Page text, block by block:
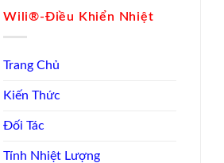
Wili®-Điều Khiển Nhiệt
Trang Chủ
Kiến Thức
Đối Tác
Tính Nhiệt Lượng